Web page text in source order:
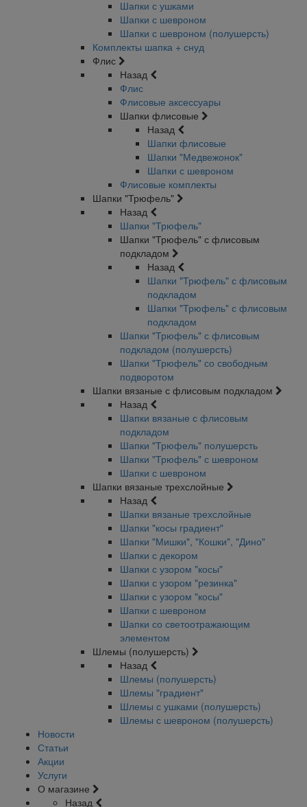
Шапки с ушками
Шапки с шевроном
Шапки с шевроном (полушерсть)
Комплекты шапка + снуд
Флис
Назад
Флис
Флисовые аксессуары
Шапки флисовые
Назад
Шапки флисовые
Шапки "Медвежонок"
Шапки с шевроном
Флисовые комплекты
Шапки "Трюфель"
Назад
Шапки "Трюфель"
Шапки "Трюфель" с флисовым
подкладом
Назад
Шапки "Трюфель" с флисовым
подкладом
Шапки "Трюфель" с флисовым
подкладом
Шапки "Трюфель" с флисовым
подкладом (полушерсть)
Шапки "Трюфель" со свободным
подворотом
Шапки вязаные с флисовым подкладом
Назад
Шапки вязаные с флисовым
подкладом
Шапки "Трюфель" полушерсть
Шапки "Трюфель" с шевроном
Шапки с шевроном
Шапки вязаные трехслойные
Назад
Шапки вязаные трехслойные
Шапки "косы градиент"
Шапки "Мишки", "Кошки", "Дино"
Шапки с декором
Шапки с узором "косы"
Шапки с узором "резинка"
Шапки с узором "косы"
Шапки с шевроном
Шапки со светоотражающим
элементом
Шлемы (полушерсть)
Назад
Шлемы (полушерсть)
Шлемы "градиент"
Шлемы с ушками (полушерсть)
Шлемы с шевроном (полушерсть)
Новости
Статьи
Акции
Услуги
О магазине
Назад